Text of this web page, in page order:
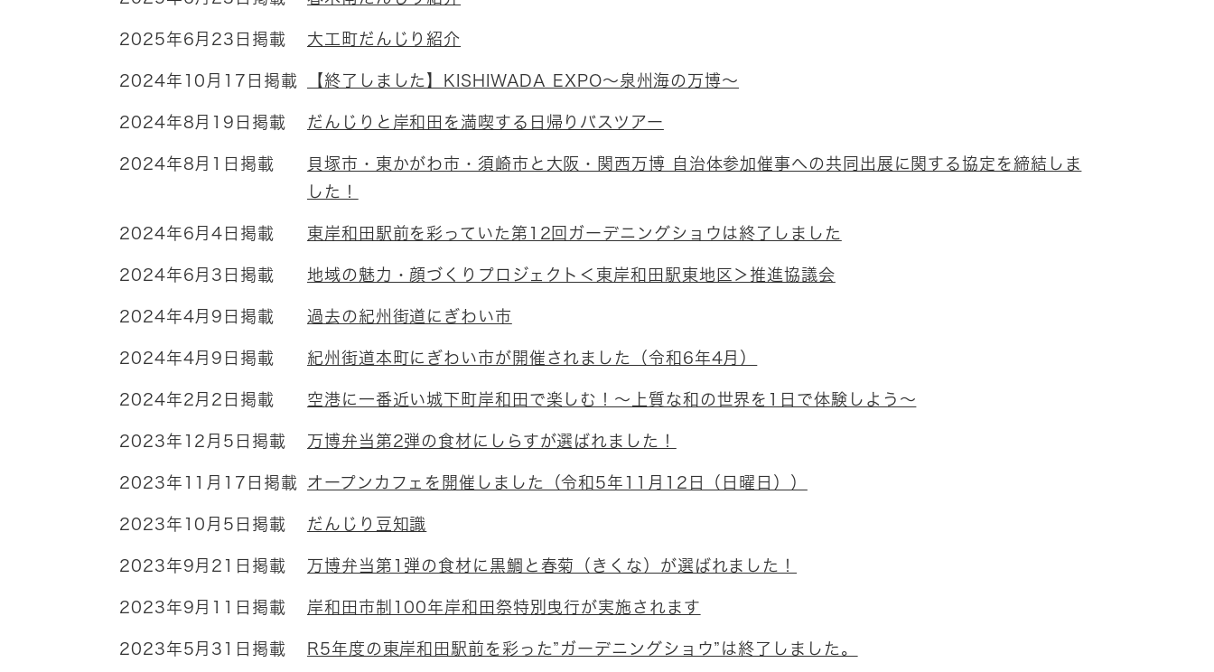
2025年6月23日掲載 大工町だんじり紹介
2024年10月17日掲載 【終了しました】KISHIWADA EXPO～泉州海の万博～
2024年8月19日掲載 だんじりと岸和田を満喫する日帰りバスツアー
2024年8月1日掲載
貝塚市・東かがわ市・須崎市と大阪・関西万博 自治体参加催事への共同出展に関する協定を締結しま
した！
2024年6月4日掲載 東岸和田駅前を彩っていた第12回ガーデニングショウは終了しました
2024年6月3日掲載 地域の魅力・顔づくりプロジェクト＜東岸和田駅東地区＞推進協議会
2024年4月9日掲載 過去の紀州街道にぎわい市
2024年4月9日掲載 紀州街道本町にぎわい市が開催されました（令和6年4月）
2024年2月2日掲載 空港に一番近い城下町岸和田で楽しむ！～上質な和の世界を1日で体験しよう～
2023年12月5日掲載 万博弁当第2弾の食材にしらすが選ばれました！
2023年11月17日掲載 オープンカフェを開催しました（令和5年11月12日（日曜日））
2023年10月5日掲載 だんじり豆知識
2023年9月21日掲載 万博弁当第1弾の食材に黒鯛と春菊（きくな）が選ばれました！
2023年9月11日掲載 岸和田市制100年岸和田祭特別曳行が実施されます
2023年5月31日掲載 R5年度の東岸和田駅前を彩った”ガーデニングショウ”は終了しました。